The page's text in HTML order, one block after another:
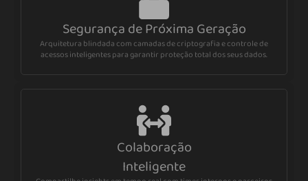
Segurança de Próxima Geração
Arquitetura blindada com camadas de criptografia e controle de
acessos inteligentes para garantir proteção total dos seus dados.
Colaboração
Inteligente